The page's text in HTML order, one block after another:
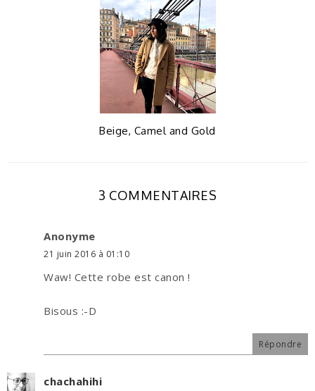
Beige, Camel and Gold
3 COMMENTAIRES
Anonyme
21 juin 2016 à 01:10
Waw! Cette robe est canon !
Bisous :-D
Répondre
chachahihi